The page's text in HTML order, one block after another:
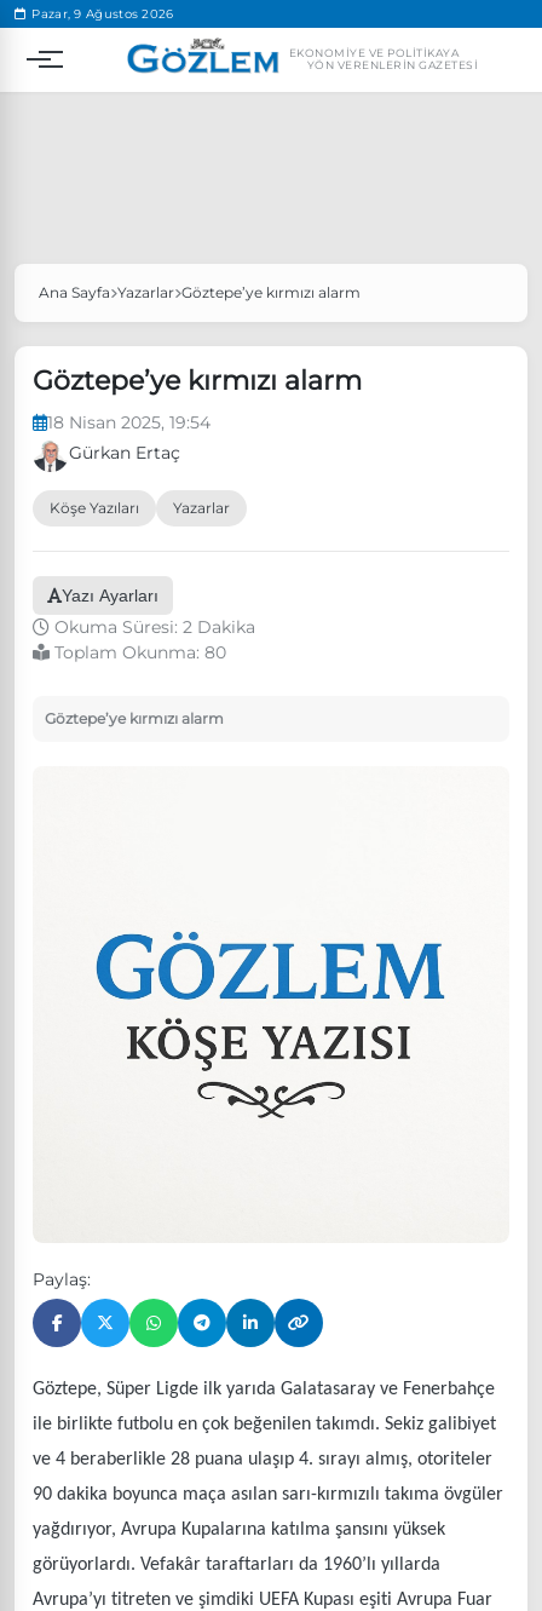
Pazar, 9 Ağustos 2026
EKONOMIYE VE POLITIKAYA
YÖN VERENLERIN GAZETESI
Popüler Aramalar
Özgür Özel, Ekrem İmamoğlu’nu ziyaret edecek
Ünlü çift bir etkinliğe daha katılmama kararı aldı
Ana Sayfa Yazarlar Göztepe’ye kırmızı alarm
Göztepe’ye kırmızı alarm
18 Nisan 2025, 19:54
Gürkan Ertaç
Köşe Yazıları Yazarlar
Yazı Ayarları
Okuma Süresi: 2 Dakika
Toplam Okunma: 80
Göztepe’ye kırmızı alarm
Paylaş:
Göztepe, Süper Ligde ilk yarıda Galatasaray ve Fenerbahçe
ile birlikte futbolu en çok beğenilen takımdı. Sekiz galibiyet
ve 4 beraberlikle 28 puana ulaşıp 4. sırayı almış, otoriteler
90 dakika boyunca maça asılan sarı-kırmızılı takıma övgüler
yağdırıyor, Avrupa Kupalarına katılma şansını yüksek
görüyorlardı. Vefakâr taraftarları da 1960’lı yıllarda
Avrupa’yı titreten ve şimdiki UEFA Kupası eşiti Avrupa Fuar